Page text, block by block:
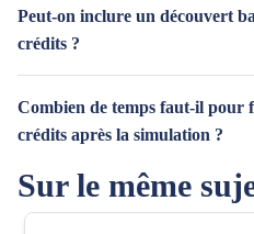
Non. La simulation reste gratuite
une estimation indicative, non
prêteur, engage réellement
Peut-on inclure un découvert
crédits ?
Oui, sous conditions. Un
fiscales, sociales ou familiales
de chaque dette en fonction de sa
Combien de temps faut-il pour
crédits après la simulation ?
Comptez en moyenne 4 à 8
dossier et le déblocage des fonds.
Sur le même